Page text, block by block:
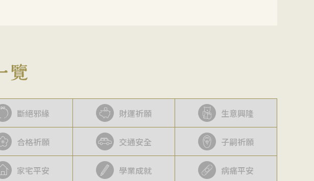
斷絕邪緣 財運祈願 生意興隆
合格祈願 交通安全 子嗣祈願
家宅平安 學業成就 病痛平安